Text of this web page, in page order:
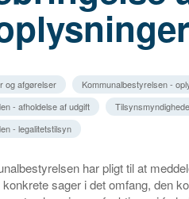
og afgørelser
Kommunalbestyrelsen -
- afholdelse af udgift
- legalitetstilsyn
har pligt til at
sager i det omfang, den